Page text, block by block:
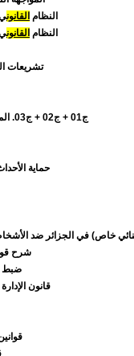
النظام القانوني
النظام القانوني
تشريعات
ج01 + ج02 + ج03. المجموعة الكاملة لنصوص قوانين المالية
حماية
خاص) في الجزائر ضد الأشخاص
شرح
ضبط
قانون
قوانين